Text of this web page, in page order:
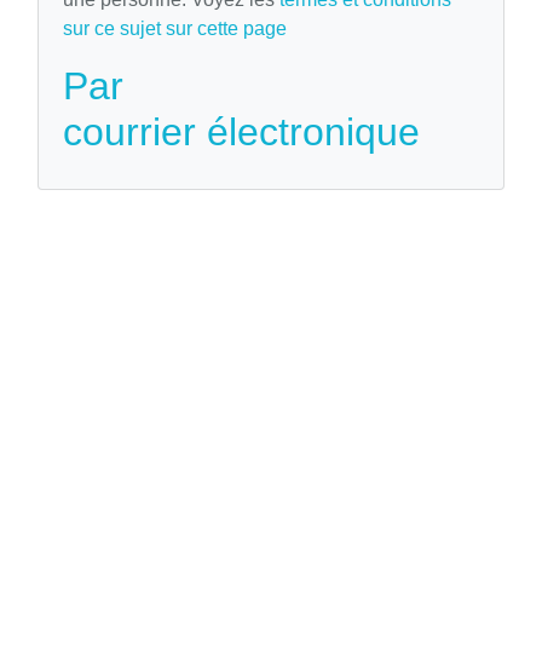
sur ce sujet sur cette page
Par
courrier électronique